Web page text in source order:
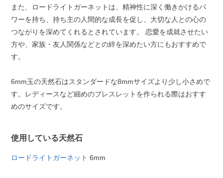
また、ロードライトガーネットは、精神性に深く働きかけるパ
ワーを持ち、持ち主の人間的な成長を促し、大切な人との心の
つながりを深めてくれるとされています。 恋愛を成就させたい
方や、家族・友人関係などとの絆を深めたい方にもおすすめで
す。
6mm玉の天然石はスタンダードな8mmサイズより少し小さめで
す。レディースなど細めのブレスレットを作られる際はおすす
めのサイズです。
使用している天然石
ロードライトガーネット 6mm